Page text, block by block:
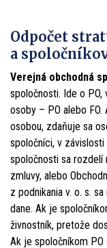
Odpočet
a
Verejná obchodná
spoločnosti. Ide o
osoby – PO alebo
osobou, zdaňuje sa
spoločníci, v závislosti
spoločnosti sa rozdelí
zmluvy, alebo
z podnikania v. o. s.
dane. Ak je
živnostník, pretože
Ak je spoločníkom